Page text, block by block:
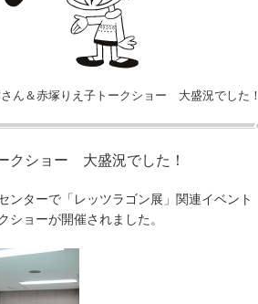
ん＆赤塚りえ子トークショー 大盛況でした！
クショー 大盛況でした！
ンターで「レッツラゴン展」関連イベント
ショーが開催されました。